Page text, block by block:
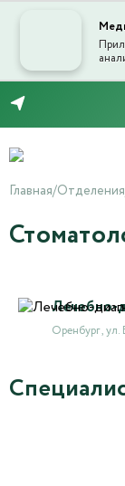
Главная/Отделения
Лечебно-
Оренбург , ул.